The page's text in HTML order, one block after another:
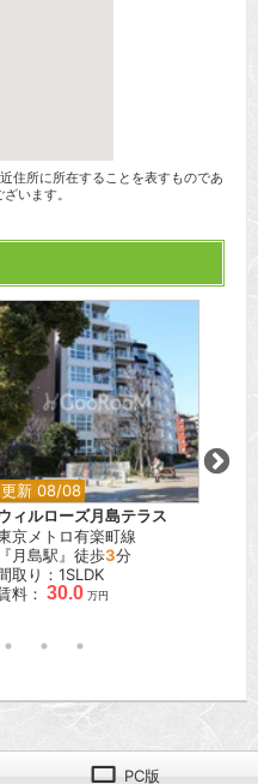
住所に所在することを表すものであ
います。
更新 08/08
ィルローズ月島テラス
京メトロ有楽町線
『月島駅』徒歩3分
取り：1SLDK
料： 30.0 万円
PC版